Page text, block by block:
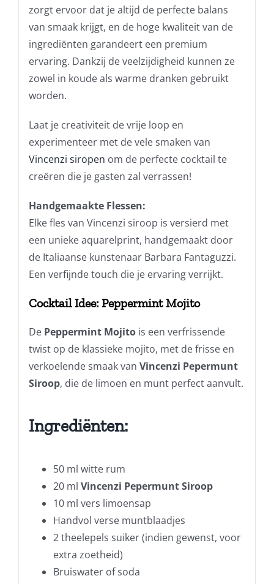
zorgt ervoor dat je altijd de perfecte balans
van smaak krijgt, en de hoge kwaliteit van de
ingrediënten garandeert een premium
ervaring. Dankzij de veelzijdigheid kunnen ze
zowel in koude als warme dranken gebruikt
worden.
Laat je creativiteit de vrije loop en
experimenteer met de vele smaken van
Vincenzi siropen om de perfecte cocktail te
creëren die je gasten zal verrassen!
Handgemaakte Flessen:
Elke fles van Vincenzi siroop is versierd met
een unieke aquarelprint, handgemaakt door
de Italiaanse kunstenaar Barbara Fantaguzzi.
Een verfijnde touch die je ervaring verrijkt.
Cocktail Idee: Peppermint Mojito
De Peppermint Mojitois een verfrissende
twist op de klassieke mojito, met de frisse en
verkoelende smaak van Vincenzi Pepermunt
Siroop, die de limoen en munt perfect aanvult.
Ingrediënten:
50 ml witte rum
20 ml Vincenzi Pepermunt Siroop
10 ml vers limoensap
Handvol verse muntblaadjes
2 theelepels suiker (indien gewenst, voor
extra zoetheid)
Bruiswater of soda